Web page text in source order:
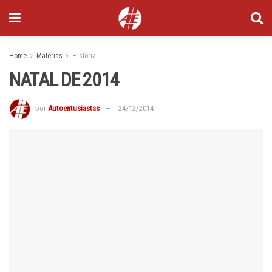
Home Matérias História
NATAL DE 2014
por Autoentusiastas 24/12/2014